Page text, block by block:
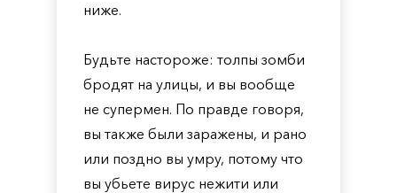
ниже.
Будьте настороже: толпы зомби
бродят на улицы, и вы вообще
не супермен. По правде говоря,
вы также были заражены, и рано
или поздно вы умру, потому что
вы убьете вирус нежити или